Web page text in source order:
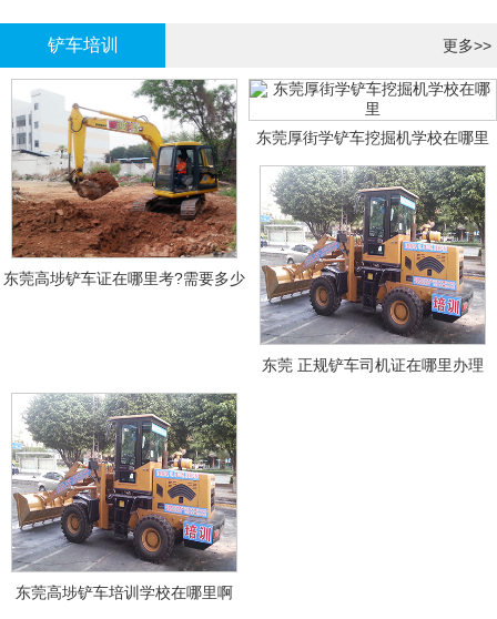
铲车培训 更多>>
东莞高埗铲车证在哪里考?需要多少
东莞厚街学铲车挖掘机学校在哪里
东莞 正规铲车司机证在哪里办理
东莞高埗铲车培训学校在哪里啊